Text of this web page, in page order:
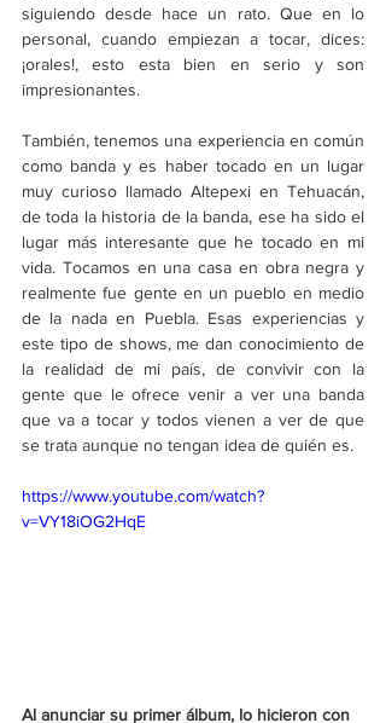
siguiendo desde hace un rato. Que en lo
personal, cuando empiezan a tocar, dices:
¡orales!, esto esta bien en serio y son
impresionantes.
También, tenemos una experiencia en común
como banda y es haber tocado en un lugar
muy curioso llamado Altepexi en Tehuacán,
de toda la historia de la banda, ese ha sido el
lugar más interesante que he tocado en mi
vida. Tocamos en una casa en obra negra y
realmente fue gente en un pueblo en medio
de la nada en Puebla. Esas experiencias y
este tipo de shows, me dan conocimiento de
la realidad de mi país, de convivir con la
gente que le ofrece venir a ver una banda
que va a tocar y todos vienen a ver de que
se trata aunque no tengan idea de quién es.
https://www.youtube.com/watch?
v=VY18iOG2HqE
Al anunciar su primer álbum, lo hicieron con